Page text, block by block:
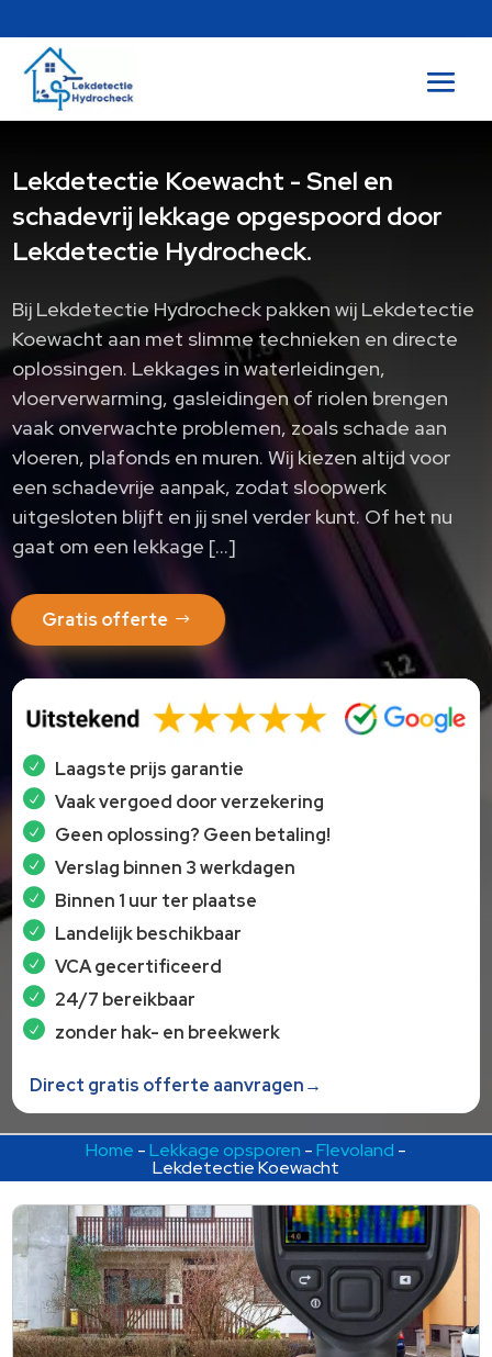
Lekdetectie Koewacht - Snel en
schadevrij lekkage opgespoord door
Lekdetectie Hydrocheck.
Bij Lekdetectie Hydrocheck pakken wij Lekdetectie
Koewacht aan met slimme technieken en directe
oplossingen.​ Lekkages in waterleidingen,
vloerverwarming, gasleidingen of riolen brengen
vaak onverwachte problemen, zoals schade aan
vloeren, plafonds en muren.​ Wij kiezen altijd voor
een schadevrije aanpak, zodat sloopwerk
uitgesloten blijft en jij snel verder kunt.​ Of het nu
gaat om een lekkage […]
Gratis offerte
Laagste prijs garantie
Vaak vergoed door verzekering
Geen oplossing? Geen betaling!
Verslag binnen 3 werkdagen
Binnen 1 uur ter plaatse
Landelijk beschikbaar
VCA gecertificeerd
24/7 bereikbaar
zonder hak- en breekwerk
Direct gratis offerte aanvragen→
Home -Lekkage opsporen -Flevoland -
Lekdetectie Koewacht